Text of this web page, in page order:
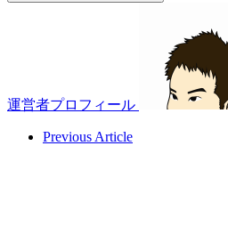
運営者プロフィール
Previous Article